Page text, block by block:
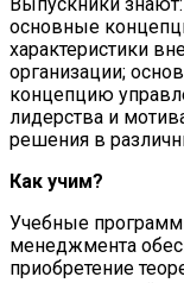
основные
характеристики
организации;
концепцию
лидерства и
решения в
Как учим?
Учебные
менеджмента
приобретение